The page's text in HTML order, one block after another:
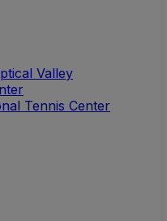
Valley
Tennis Center